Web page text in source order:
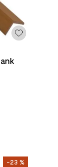
-23 %